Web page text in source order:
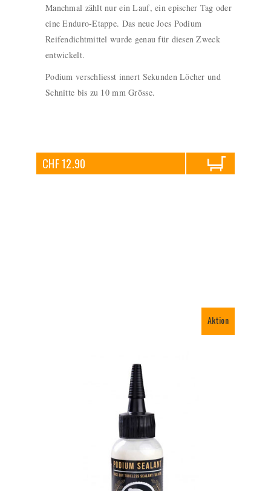
Manchmal zählt nur ein Lauf, ein epischer Tag oder
eine Enduro-Etappe. Das neue Joes Podium
Reifendichtmittel wurde genau für diesen Zweck
entwickelt.
Podium verschliesst innert Sekunden Löcher und
Schnitte bis zu 10 mm Grösse.
CHF 12.90
Aktion